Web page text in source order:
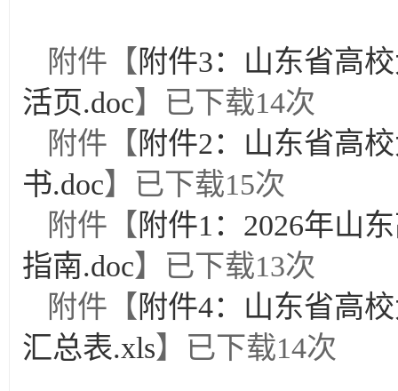
附件【 附件3：山东省高
活页.doc】已下载14次
附件【 附件2：山东省高
书.doc】已下载15次
附件【 附件1：2026年山
指南.doc】已下载13次
附件【 附件4：山东省高
汇总表.xls】已下载14次